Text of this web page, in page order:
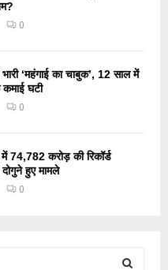
0
भारी ‘महंगाई का चाबुक’, 12 साल में
कमाई घटी
0
74,782 करोड़ की रिकॉर्ड
हुए मामले
0